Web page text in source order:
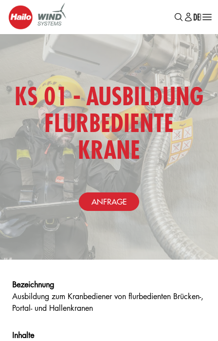
DEENBR
KS 01 - AUSBILDUNG
FLURBEDIENTE
KRANE
ANFRAGE
Bezeichnung
Ausbildung zum Kranbediener von flurbedienten Brücken-,
Portal- und Hallenkranen
Inhalte